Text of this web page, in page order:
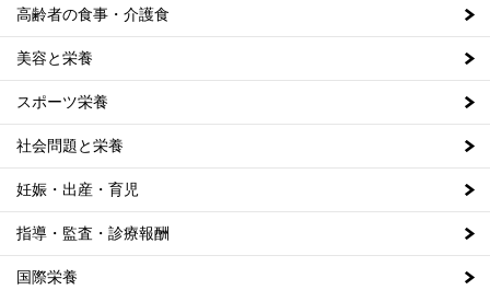
高齢者の食事・介護食
美容と栄養
スポーツ栄養
社会問題と栄養
妊娠・出産・育児
指導・監査・診療報酬
国際栄養